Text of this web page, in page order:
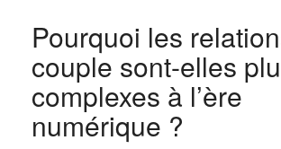
Pourquoi les
couple sont-elles
complexes à l’ère
numérique ?